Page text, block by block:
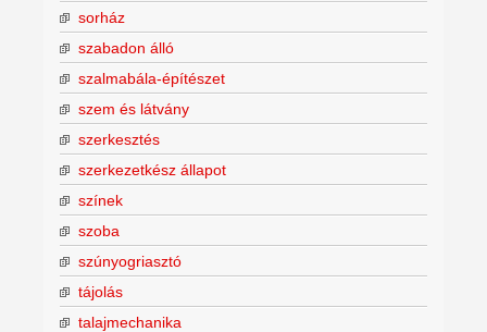
sorház
szabadon álló
szalmabála-építészet
szem és látvány
szerkesztés
szerkezetkész állapot
színek
szoba
szúnyogriasztó
tájolás
talajmechanika